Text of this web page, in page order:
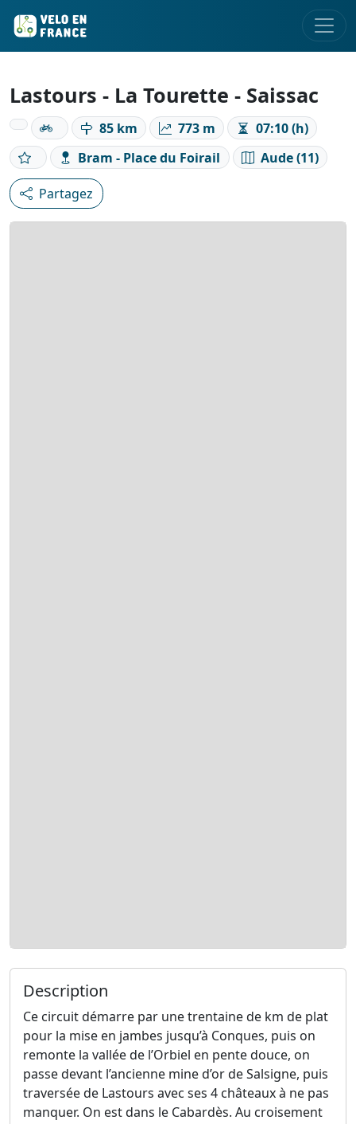
Lastours - La Tourette - Saissac
85 km 773 m
07:10 (h)
Bram - Place du Foirail
Aude (11)
Partagez
Description
Ce circuit démarre par une trentaine de km de plat
pour la mise en jambes jusqu’à Conques, puis on
remonte la vallée de l’Orbiel en pente douce, on
passe devant l’ancienne mine d’or de Salsigne, puis
traversée de Lastours avec ses 4 châteaux à ne pas
manquer. On est dans le Cabardès. Au croisement